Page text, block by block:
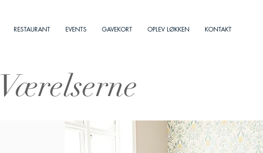
RESTAURANT EVENTS GAVEKORT OPLEV LØKKEN KONTAKT
Værelserne